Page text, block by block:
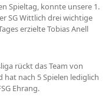
Spieltag, konnte unsere 1.
SG Wittlich drei wichtige
erzielte Tobias Anell
rückt das Team von
hat nach 5 Spielen lediglich
Ehrang.